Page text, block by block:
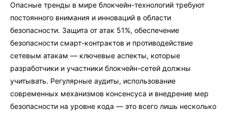
Опасные тренды в мире блокчейн-технологий требуют
постоянного внимания и инноваций в области
безопасности. Защита от атак 51%, обеспечение
безопасности смарт-контрактов и противодействие
сетевым атакам — ключевые аспекты, которые
разработчики и участники блокчейн-сетей должны
учитывать. Регулярные аудиты, использование
современных механизмов консенсуса и внедрение мер
безопасности на уровне кода — это всего лишь несколько